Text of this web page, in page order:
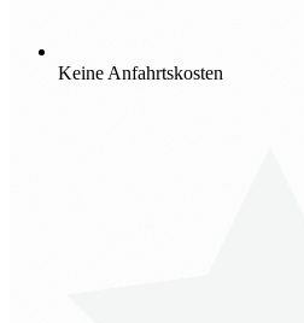
Keine Anfahrtskosten